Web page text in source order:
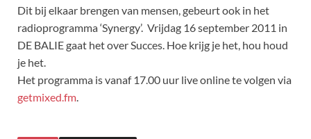
Dit bij elkaar brengen van mensen, gebeurt ook in het
radioprogramma ‘Synergy’. Vrijdag 16 september 2011 in
DE BALIE gaat het over Succes. Hoe krijg je het, hou houd
je het.
Het programma is vanaf 17.00 uur live online te volgen via
getmixed.fm